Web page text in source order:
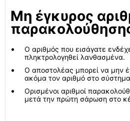
Μη έγκυρος
Ο αριθμός που εισάγατε
πληκτρολογηθεί λανθασμένα.
Ο αποστολέας μπορεί να μην
ακόμα τον αριθμό στο
Ορισμένοι αριθμοί
μετά την πρώτη σάρωση στο